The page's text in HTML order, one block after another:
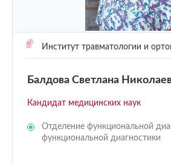
Институт травматологии и
Балдова Светлана
Кандидат медицинских наук
Отделение функциональной
функциональной диагностики